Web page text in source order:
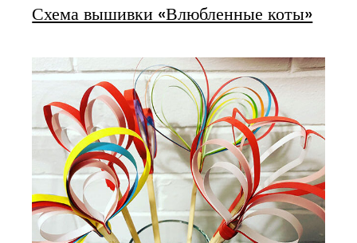
Схема вышивки «Влюбленные коты»